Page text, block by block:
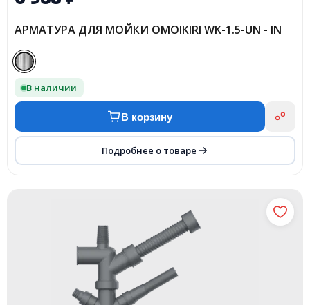
АРМАТУРА ДЛЯ МОЙКИ OMOIKIRI WK-1.5-UN - IN
В наличии
В корзину
Подробнее о товаре